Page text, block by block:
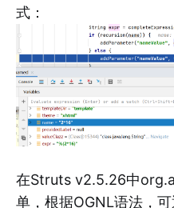
式：
在Struts v2.5.26中
单，根据OGNL语法，